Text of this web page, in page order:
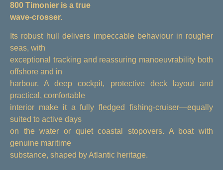
800 Timonier is a true
wave-crosser.
Its robust hull delivers impeccable behaviour in rougher
seas, with
exceptional tracking and reassuring manoeuvrability both
offshore and in
harbour. A deep cockpit, protective deck layout and
practical, comfortable
interior make it a fully fledged fishing-cruiser—equally
suited to active days
on the water or quiet coastal stopovers. A boat with
genuine maritime
substance, shaped by Atlantic heritage.